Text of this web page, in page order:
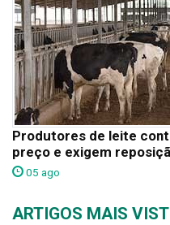
Produtores de leite
preço e exigem
05 ago
ARTIGOS MAIS